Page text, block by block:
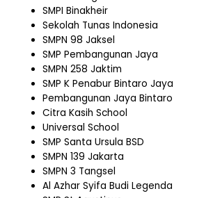
SMPI Binakheir
Sekolah Tunas Indonesia
SMPN 98 Jaksel
SMP Pembangunan Jaya
SMPN 258 Jaktim
SMP K Penabur Bintaro Jaya
Pembangunan Jaya Bintaro
Citra Kasih School
Universal School
SMP Santa Ursula BSD
SMPN 139 Jakarta
SMPN 3 Tangsel
Al Azhar Syifa Budi Legenda